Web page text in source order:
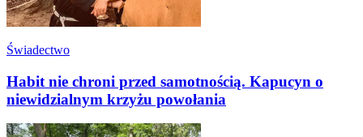
Świadectwo
Habit nie chroni przed samotnością. Kapucyn o
niewidzialnym krzyżu powołania